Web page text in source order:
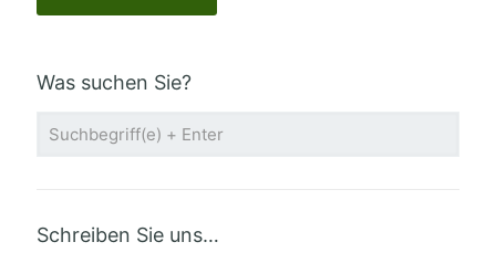
Was suchen Sie?
Schreiben Sie uns…